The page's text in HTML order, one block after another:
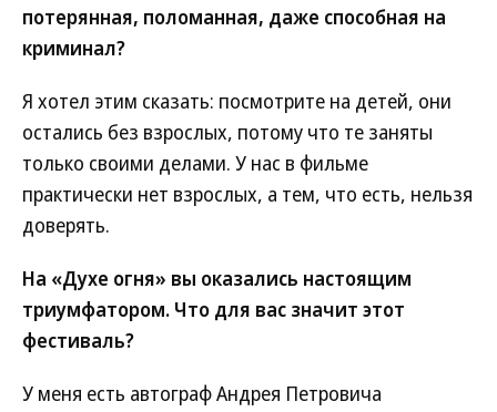
потерянная, поломанная, даже способная на
криминал?
Я хотел этим сказать: посмотрите на детей, они
остались без взрослых, потому что те заняты
только своими делами. У нас в фильме
практически нет взрослых, а тем, что есть, нельзя
доверять.
На «Духе огня» вы оказались настоящим
триумфатором. Что для вас значит этот
фестиваль?
У меня есть автограф Андрея Петровича